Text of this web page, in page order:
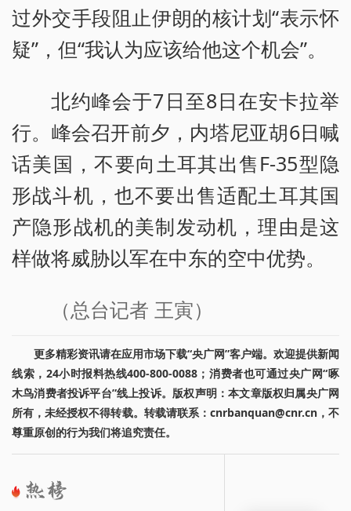
过外交手段阻止伊朗的核计划“表示怀
疑”，但“我认为应该给他这个机会”。
北约峰会于7日至8日在安卡拉举
行。峰会召开前夕，内塔尼亚胡6日喊
话美国，不要向土耳其出售F-35型隐
形战斗机，也不要出售适配土耳其国
产隐形战机的美制发动机，理由是这
样做将威胁以军在中东的空中优势。
（总台记者 王寅）
更多精彩资讯请在应用市场下载“央广网”客户端。欢迎提供新闻
线索，24小时报料热线400-800-0088；消费者也可通过央广网“啄
木鸟消费者投诉平台”线上投诉。版权声明：本文章版权归属央广网
所有，未经授权不得转载。转载请联系：cnrbanquan@cnr.cn，不
尊重原创的行为我们将追究责任。